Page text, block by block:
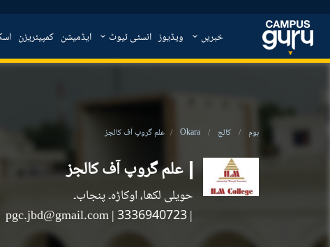
خبریں ویڈیوز انسٹی ٹیوٹ ایڈمیشن کمپیئریزن
ہوم کالج Okara علم گروپ آف کالجز
علم گروپ آف کالجز
حویلی لکھا، اوکاڑہ۔ پنجاب۔
| 3336940723
|
pgc.jbd@gmail.com